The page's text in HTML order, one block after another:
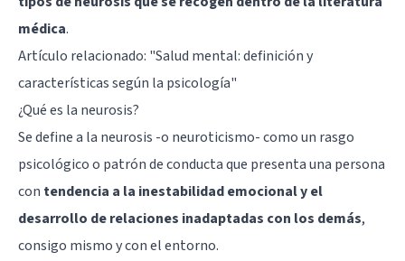
médica.
Artículo relacionado: "Salud mental: definición y
características según la psicología"
¿Qué es la neurosis?
Se define a la neurosis -o neuroticismo- como un rasgo
psicológico o patrón de conducta que presenta una persona
con tendencia a la inestabilidad emocional y el
desarrollo de relaciones inadaptadas con los demás,
consigo mismo y con el entorno.